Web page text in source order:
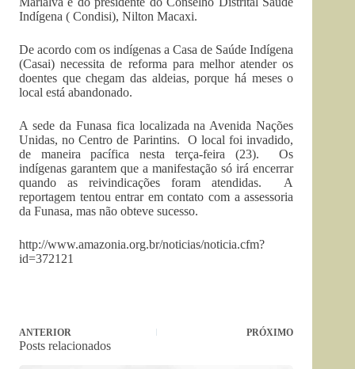
Indígena ( Condisi), Nilton Macaxi.
De acordo com os indígenas a Casa de Saúde Indígena
(Casai) necessita de reforma para melhor atender os
doentes que chegam das aldeias, porque há meses o
local está abandonado.
A sede da Funasa fica localizada na Avenida Nações
Unidas, no Centro de Parintins. O local foi invadido,
de maneira pacífica nesta terça-feira (23). Os
indígenas garantem que a manifestação só irá encerrar
quando as reivindicações foram atendidas. A
reportagem tentou entrar em contato com a assessoria
da Funasa, mas não obteve sucesso.
http://www.amazonia.org.br/noticias/noticia.cfm?
id=372121
ANTERIOR PRÓXIMO
Posts relacionados